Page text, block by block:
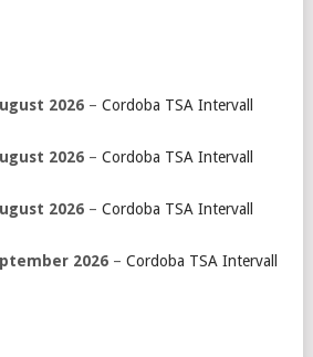
2026– Cordoba TSA Intervall
2026– Cordoba TSA Intervall
2026– Cordoba TSA Intervall
2026– Cordoba TSA Intervall